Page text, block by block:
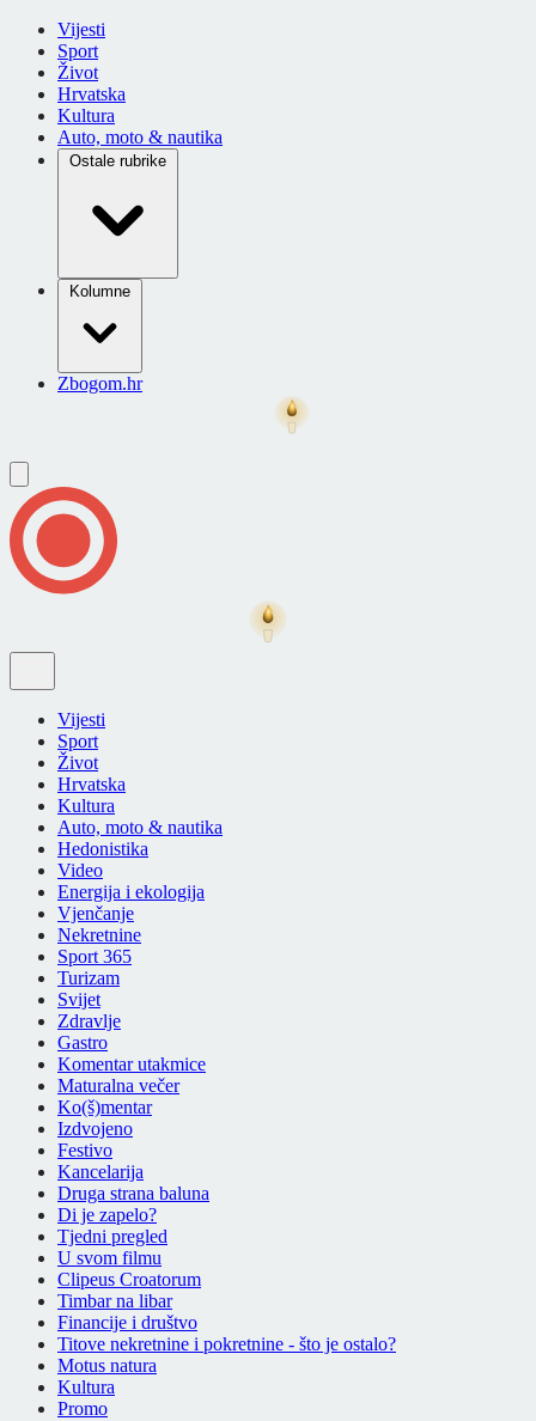
Vijesti
Sport
Život
Hrvatska
Kultura
Auto, moto & nautika
Ostale rubrike
Kolumne
Zbogom.hr
Vijesti
Sport
Život
Hrvatska
Kultura
Auto, moto & nautika
Hedonistika
Video
Energija i ekologija
Vjenčanje
Nekretnine
Sport 365
Turizam
Svijet
Zdravlje
Gastro
Komentar utakmice
Maturalna večer
Ko(š)mentar
Izdvojeno
Festivo
Kancelarija
Druga strana baluna
Di je zapelo?
Tjedni pregled
U svom filmu
Clipeus Croatorum
Timbar na libar
Financije i društvo
Titove nekretnine i pokretnine - što je ostalo?
Motus natura
Kultura
Promo